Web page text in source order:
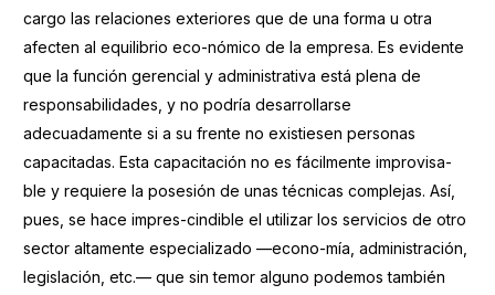
cargo las relaciones exteriores que de una forma u otra
afecten al equilibrio eco-nómico de la empresa. Es evidente
que la función gerencial y administrativa está plena de
responsabilidades, y no podría desarrollarse
adecuadamente si a su frente no existiesen personas
capacitadas. Esta capacitación no es fácilmente improvisa-
ble y requiere la posesión de unas técnicas complejas. Así,
pues, se hace impres-cindible el utilizar los servicios de otro
sector altamente especializado —econo-mía, administración,
legislación, etc.— que sin temor alguno podemos también